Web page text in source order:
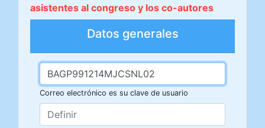
asistentes al congreso y los co-autores
Datos generales
Correo electrónico es su clave de usuario